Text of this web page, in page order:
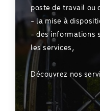
poste de travail ou
- la mise à
- des informations
les services,
Découvrez nos